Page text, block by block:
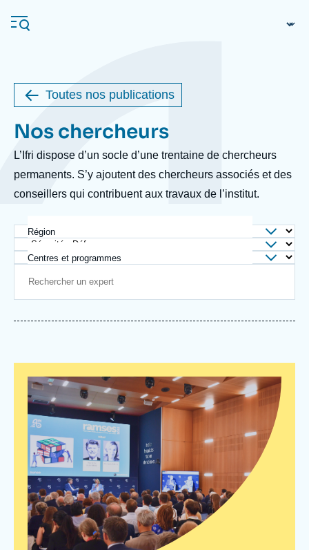
основному
principale
Ifri
Анализы
События
Toutes nos publications
Body
Nos chercheurs
L’Ifri dispose d’un socle d’une trentaine de chercheurs
permanents. S’y ajoutent des chercheurs associés et des
conseillers qui contribuent aux travaux de l’institut.
Région
Centres et programmes